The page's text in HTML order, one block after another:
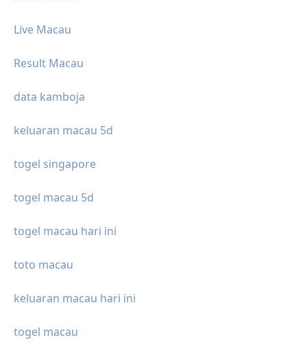
Live Macau
Result Macau
data kamboja
keluaran macau 5d
togel singapore
togel macau 5d
togel macau hari ini
toto macau
keluaran macau hari ini
togel macau